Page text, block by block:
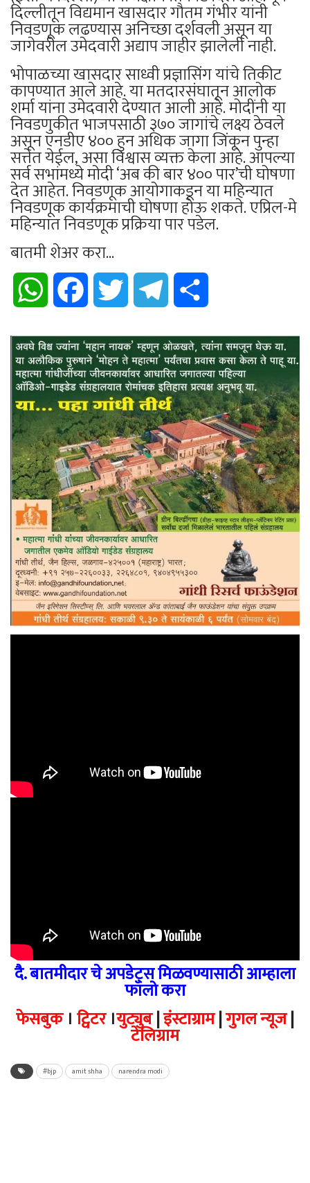
दिल्लीतून विद्यमान खासदार गौतम गंभीर यांनी
निवडणूक लढण्यास अनिच्छा दर्शवली असून या
जागेवरील उमेदवारी अद्याप जाहीर झालेली नाही.
भोपाळच्या खासदार साध्वी प्रज्ञासिंग यांचे तिकीट
कापण्यात आले आहे. या मतदारसंघातून आलोक
शर्मा यांना उमेदवारी देण्यात आली आहे. मोदींनी या
निवडणुकीत भाजपसाठी ३७० जागांचे लक्ष्य ठेवले
असून एनडीए ४०० हुन अधिक जागा जिंकून पुन्हा
सत्तेत येईल, असा विश्वास व्यक्त केला आहे. आपल्या
सर्व सभांमध्ये मोदी ‘अब की बार ४०० पार’ची घोषणा
देत आहेत. निवडणूक आयोगाकडून या महिन्यात
निवडणूक कार्यक्रमाची घोषणा होऊ शकते. एप्रिल-मे
महिन्यात निवडणूक प्रक्रिया पार पडेल.
बातमी शेअर करा...
WhatsApp Facebook Twitter Telegram
दै. बातमीदार चे अपडेट्स मिळवण्यासाठी आम्हाला
फॉलो करा
फेसबुक। ट्विटर।युट्युब|इंस्टाग्राम|गुगल न्यूज|
टेलिग्राम
#bjp amit shha narendra modi